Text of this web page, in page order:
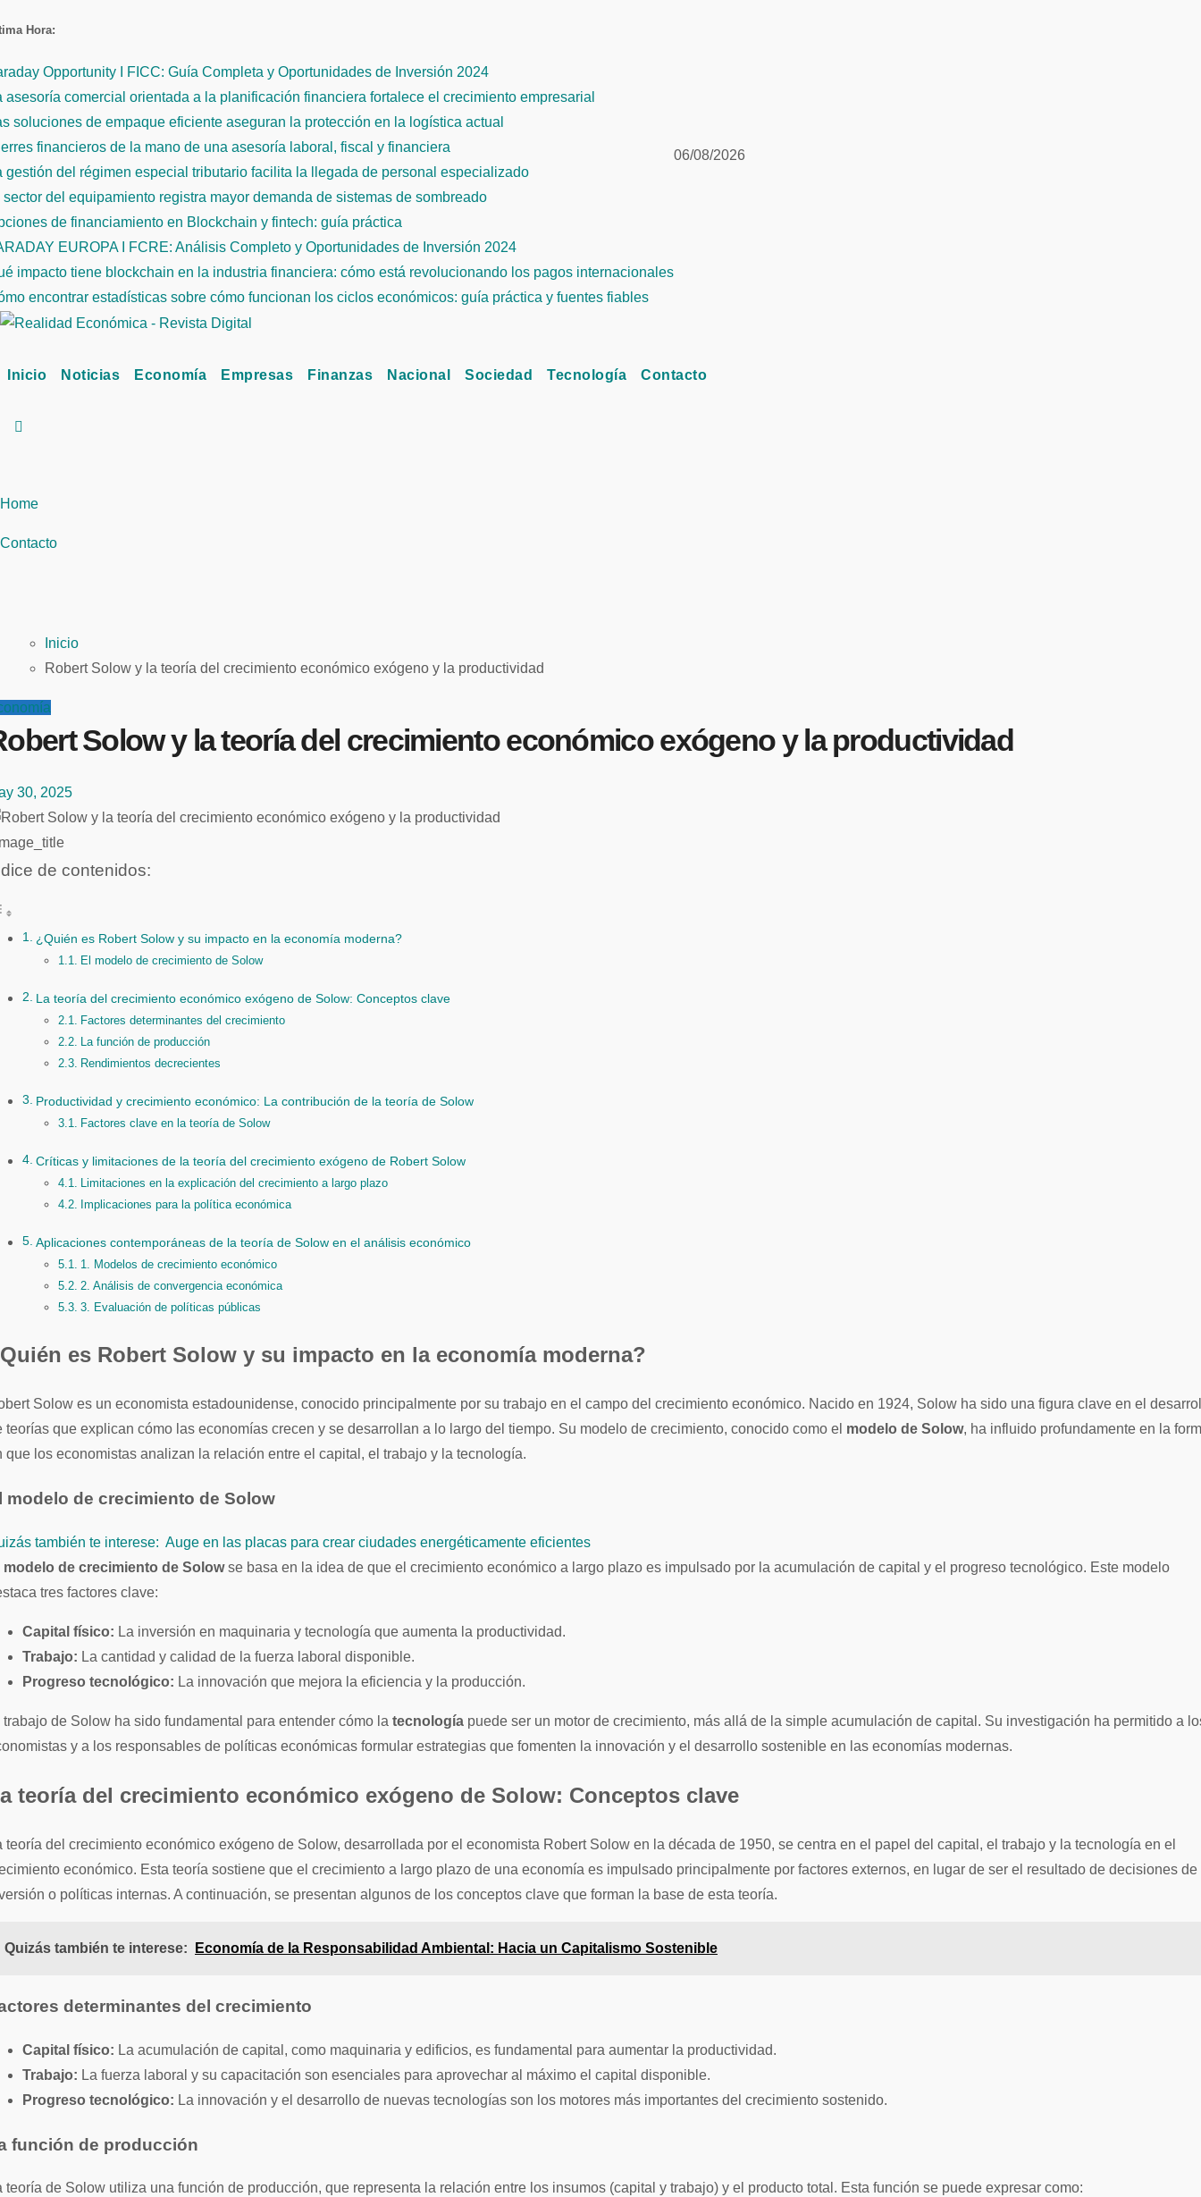
al
Hora:
Opportunity I FICC: Guía Completa y Oportunidades de Inversión 2024
asesoría comercial orientada a la planificación financiera fortalece el crecimiento empresarial
soluciones de empaque eficiente aseguran la protección en la logística actual
financieros de la mano de una asesoría laboral, fiscal y financiera
gestión del régimen especial tributario facilita la llegada de personal especializado
sector del equipamiento registra mayor demanda de sistemas de sombreado
de financiamiento en Blockchain y fintech: guía práctica
EUROPA I FCRE: Análisis Completo y Oportunidades de Inversión 2024
impacto tiene blockchain en la industria financiera: cómo está revolucionando los pagos internacionales
encontrar estadísticas sobre cómo funcionan los ciclos económicos: guía práctica y fuentes fiables
06/08/2026
Inicio Noticias Economía Empresas Finanzas Nacional Sociedad Tecnología Contacto
Home
Contacto
Inicio
Robert Solow y la teoría del crecimiento económico exógeno y la productividad
Solow y la teoría del crecimiento económico exógeno y la productividad
30, 2025
de contenidos:
¿Quién es Robert Solow y su impacto en la economía moderna?
El modelo de crecimiento de Solow
La teoría del crecimiento económico exógeno de Solow: Conceptos clave
Factores determinantes del crecimiento
La función de producción
Rendimientos decrecientes
Productividad y crecimiento económico: La contribución de la teoría de Solow
Factores clave en la teoría de Solow
Críticas y limitaciones de la teoría del crecimiento exógeno de Robert Solow
Limitaciones en la explicación del crecimiento a largo plazo
Implicaciones para la política económica
Aplicaciones contemporáneas de la teoría de Solow en el análisis económico
1. Modelos de crecimiento económico
2. Análisis de convergencia económica
3. Evaluación de políticas públicas
es Robert Solow y su impacto en la economía moderna?
teorías que explican cómo las economías crecen y se desarrollan a lo largo del tiempo. Su modelo de crecimiento, conocido como el modelo de Solow, ha influido profundamente en la
que los economistas analizan la relación entre el capital, el trabajo y la tecnología.
modelo de crecimiento de Solow
también te interese: Auge en las placas para crear ciudades energéticamente eficientes
modelo de crecimiento de Solowse basa en la idea de que el crecimiento económico a largo plazo es impulsado por la acumulación de capital y el progreso tecnológico. Este modelo
tres factores clave:
Capital físico: La inversión en maquinaria y tecnología que aumenta la productividad.
Trabajo: La cantidad y calidad de la fuerza laboral disponible.
Progreso tecnológico: La innovación que mejora la eficiencia y la producción.
trabajo de Solow ha sido fundamental para entender cómo la tecnología puede ser un motor de crecimiento, más allá de la simple acumulación de capital. Su investigación ha permitido a
y a los responsables de políticas económicas formular estrategias que fomenten la innovación y el desarrollo sostenible en las economías modernas.
teoría del crecimiento económico exógeno de Solow: Conceptos clave
teoría del crecimiento económico exógeno de Solow, desarrollada por el economista Robert Solow en la década de 1950, se centra en el papel del capital, el trabajo y la tecnología en el
económico. Esta teoría sostiene que el crecimiento a largo plazo de una economía es impulsado principalmente por factores externos, en lugar de ser el resultado de decisiones de
o políticas internas. A continuación, se presentan algunos de los conceptos clave que forman la base de esta teoría.
Quizás también te interese: Economía de la Responsabilidad Ambiental: Hacia un Capitalismo Sostenible
determinantes del crecimiento
Capital físico: La acumulación de capital, como maquinaria y edificios, es fundamental para aumentar la productividad.
Trabajo: La fuerza laboral y su capacitación son esenciales para aprovechar al máximo el capital disponible.
Progreso tecnológico: La innovación y el desarrollo de nuevas tecnologías son los motores más importantes del crecimiento sostenido.
función de producción
teoría de Solow utiliza una función de producción, que representa la relación entre los insumos (capital y trabajo) y el producto total. Esta función se puede expresar como: